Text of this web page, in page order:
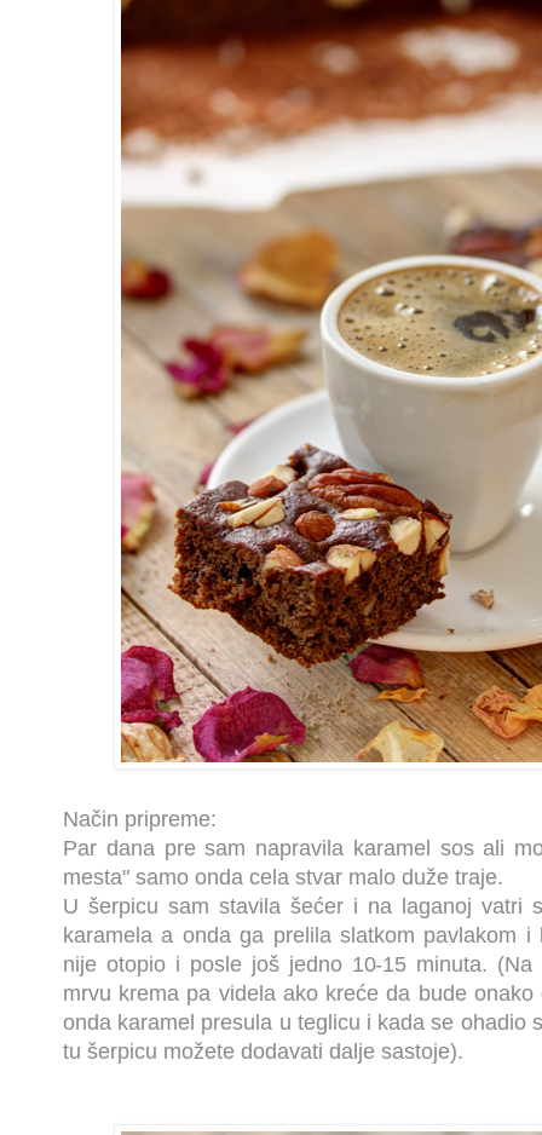
Način pripreme:
Par dana pre sam napravila karamel sos ali
mesta" samo onda cela stvar malo duže traje.
U šerpicu sam stavila šećer i na laganoj vatri
karamela a onda ga prelila slatkom pavlakom
nije otopio i posle još jedno 10-15 minuta.
mrvu krema pa videla ako kreće da bude
onda karamel presula u teglicu i kada se ohadio
tu šerpicu možete dodavati dalje sastoje).